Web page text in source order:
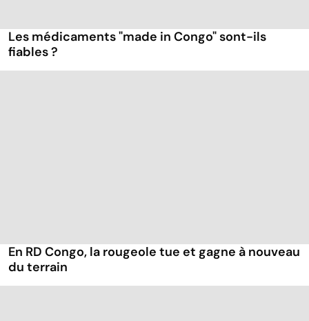
Les médicaments "made in Congo" sont-ils
fiables ?
En RD Congo, la rougeole tue et gagne à nouveau
du terrain